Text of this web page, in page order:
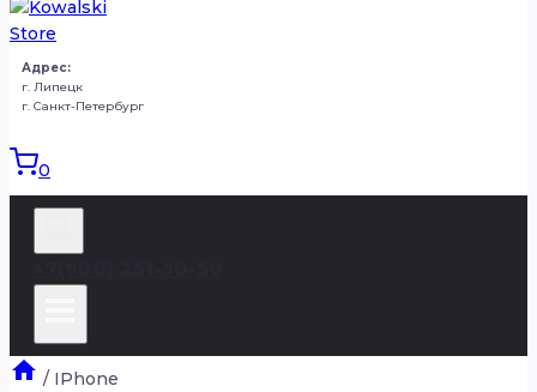
Адрес:
г. Липецк
г. Санкт-Петербург
0
/ IPhone